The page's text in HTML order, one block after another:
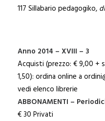
117 Sillabario pedagogiko,
Anno 2014 – XVIII – 3
Acquisti (prezzo: € 9,00 +
1,50): ordina online a
vedi elenco librerie
ABBONAMENTI –
€ 30 Privati